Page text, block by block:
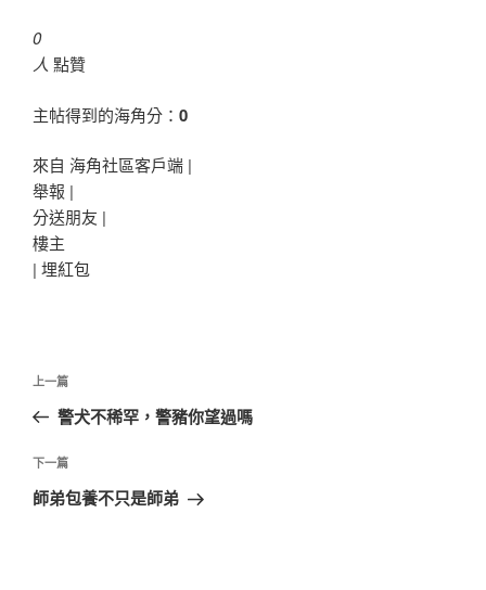
0
人 點贊
主帖得到的海角分： 0
來自 海角社區客戶端 |
舉報 |
分送朋友 |
樓主
| 埋紅包
文
導
覽
上
一
文
章
上一篇
警犬不稀罕，警豬你望過嗎
下
一
下一篇
師弟包養不只是師弟